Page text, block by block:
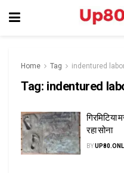
Home Tag indentured
Tag: indentured
रहा सोना
BY